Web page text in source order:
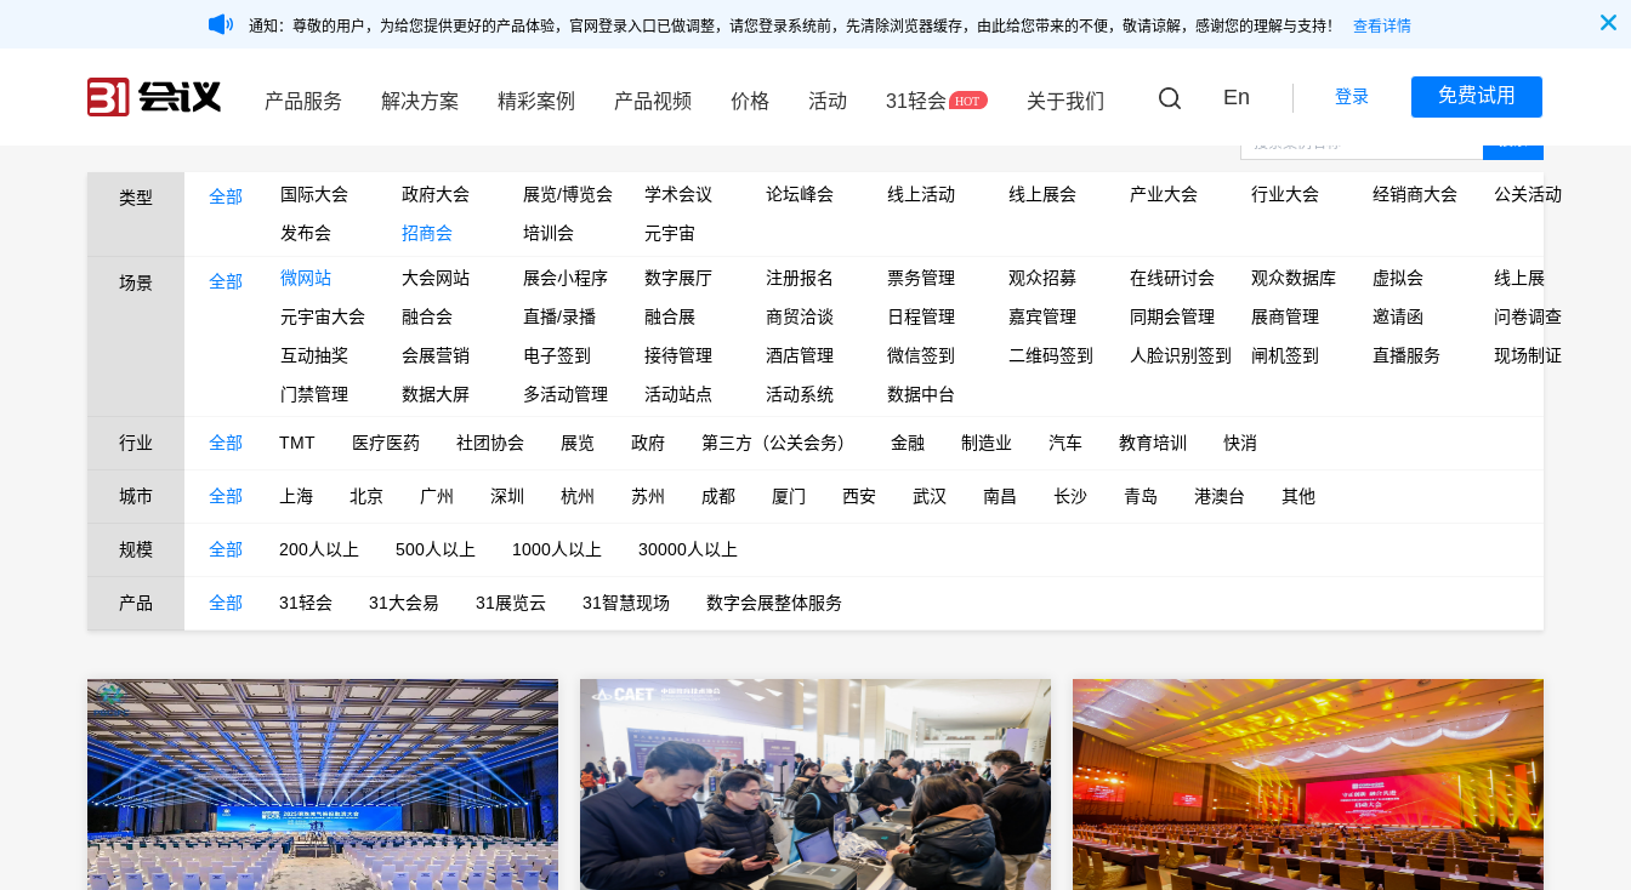
通知：尊敬的用户，为给您提供更好的产品体验，官网登录入口已做调整，请您登录系统前，先清除浏览器缓存，由此给您带来的不便，敬请谅解，感谢您的理解与支持！ 查看详情
产品服务 解决方案 精彩案例 产品视频 价格 活动 31轻会 关于我们 En 登录 免费试用
类型 全部 国际大会 政府大会 展览/博览会 学术会议 论坛峰会 线上活动 线上展会 产业大会 行业大会 经销商大会
公关活动
发布会
招商会 培训会 元宇宙
场景 全部 微网站 大会网站 展会小程序 数字展厅 注册报名 票务管理 观众招募 在线研讨会 观众数据库 虚拟会
线上展
元宇宙大会
融合会 直播/录播 融合展 商贸洽谈 日程管理 嘉宾管理 同期会管理 展商管理 邀请函
问卷调查
互动抽奖
会展营销 电子签到 接待管理 酒店管理 微信签到 二维码签到 人脸识别签到 闸机签到 直播服务
现场制证
门禁管理
数据大屏 多活动管理 活动站点 活动系统 数据中台
行业 全部 TMT 医疗医药 社团协会 展览 政府 第三方（公关会务） 金融 制造业 汽车 教育培训 快消
城市 全部 上海 北京 广州 深圳 杭州 苏州 成都 厦门 西安 武汉 南昌 长沙 青岛 港澳台 其他
规模 全部 200人以上 500人以上 1000人以上 30000人以上
产品 全部 31轻会 31大会易 31展览云 31智慧现场 数字会展整体服务